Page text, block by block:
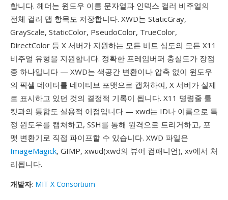
합니다. 헤더는 윈도우 이름 문자열과 인덱스 컬러 비주얼의
전체 컬러 맵 항목도 저장합니다. XWD는 StaticGray,
GrayScale, StaticColor, PseudoColor, TrueColor,
DirectColor 등 X 서버가 지원하는 모든 비트 심도의 모든 X11
비주얼 유형을 지원합니다. 정확한 프레임버퍼 충실도가 장점
중 하나입니다 — XWD는 색공간 변환이나 압축 없이 윈도우
의 픽셀 데이터를 네이티브 포맷으로 캡처하여, X 서버가 실제
로 표시하고 있던 것의 결정적 기록이 됩니다. X11 명령줄 툴
킷과의 통합도 실용적 이점입니다 — xwd는 ID나 이름으로 특
정 윈도우를 캡처하고, SSH를 통해 원격으로 트리거하고, 포
맷 변환기로 직접 파이프할 수 있습니다. XWD 파일은
ImageMagick, GIMP, xwud(xwd의 뷰어 컴패니언), xv에서 처
리됩니다.
개발자: MIT X Consortium